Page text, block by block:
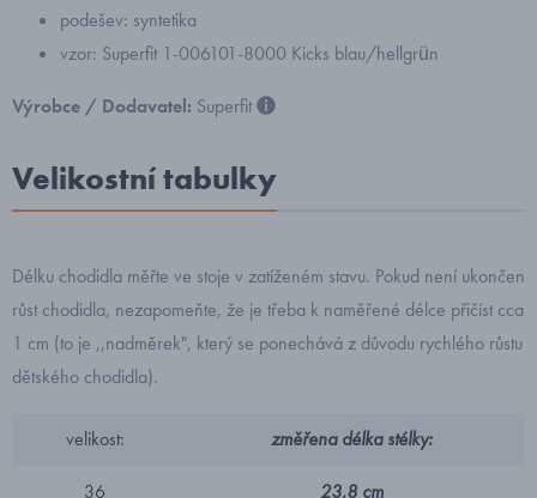
podešev: syntetika
vzor: Superfit 1-006101-8000 Kicks blau/hellgrün
Výrobce / Dodavatel: Superfit
Velikostní tabulky
Délku chodidla měřte ve stoje v zatíženém stavu. Pokud není ukončen
růst chodidla, nezapomeňte, že je třeba k naměřené délce přičíst cca
1 cm (to je ,,nadměrek", který se ponechává z důvodu rychlého růstu
dětského chodidla).
velikost: změřena délka stélky:
36 23,8 cm